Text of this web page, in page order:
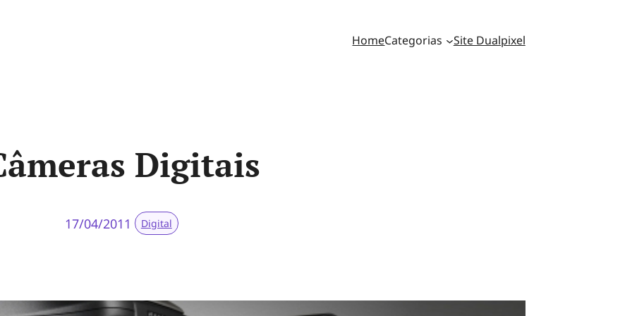
HomeCategorias Site Dualpixel
Digitais
17/04/2011 Digital